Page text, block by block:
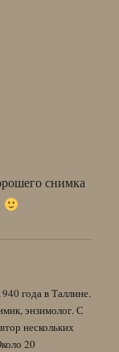
снимка
года в Таллине.
энзимолог. С
нескольких
20